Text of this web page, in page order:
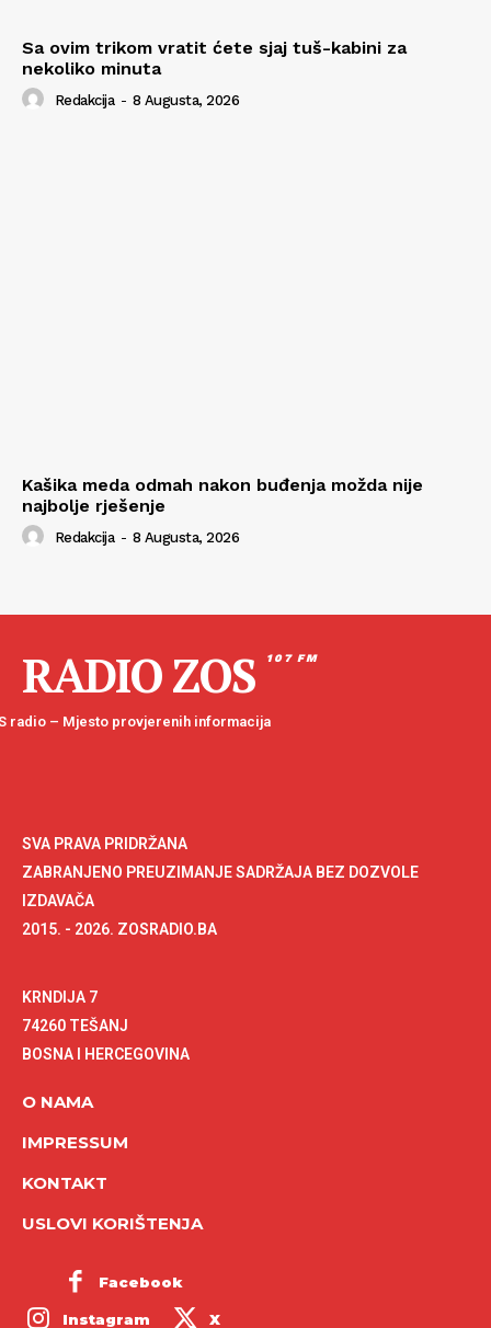
Sa ovim trikom vratit ćete sjaj tuš-kabini za
nekoliko minuta
Redakcija - 8 Augusta, 2026
Kašika meda odmah nakon buđenja možda nije
najbolje rješenje
Redakcija - 8 Augusta, 2026
RADIO ZOS 107 FM
radio – Mjesto provjerenih informacija
SVA PRAVA PRIDRŽANA
ZABRANJENO PREUZIMANJE SADRŽAJA BEZ DOZVOLE
IZDAVAČA
2015. - 2026. ZOSRADIO.BA
KRNDIJA 7
74260 TEŠANJ
BOSNA I HERCEGOVINA
O NAMA
IMPRESSUM
KONTAKT
USLOVI KORIŠTENJA
Facebook
Instagram X